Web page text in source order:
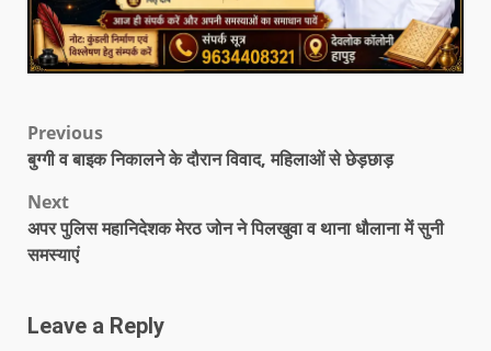
Previous
बुग्गी व बाइक निकालने के दौरान विवाद, महिलाओं से छेड़छाड़
Next
अपर पुलिस महानिदेशक मेरठ जोन ने पिलखुवा व थाना धौलाना में सुनी
समस्याएं
Leave a Reply